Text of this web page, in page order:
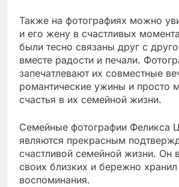
Также на фотографиях можно
и его жену в счастливых
были тесно связаны друг с
вместе радости и печали.
запечатлевают их совместные
романтические ужины и просто
счастья в их семейной жизни.
Семейные фотографии Феликса
являются прекрасным
счастливой семейной жизни. Он
своих близких и бережно хранил
воспоминания.